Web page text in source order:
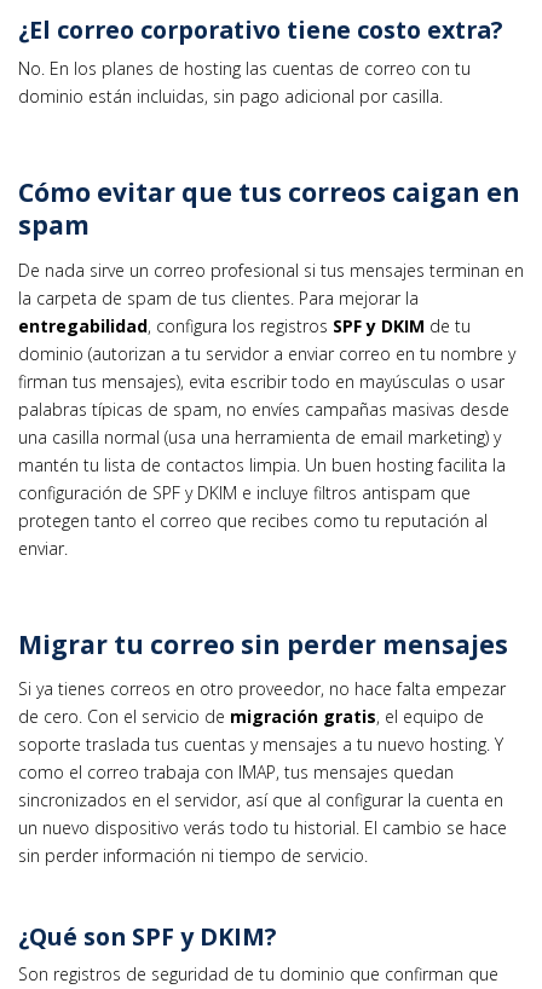
¿El correo corporativo tiene costo extra?
No. En los planes de hosting las cuentas de correo con tu
dominio están incluidas, sin pago adicional por casilla.
Cómo evitar que tus correos caigan en
spam
De nada sirve un correo profesional si tus mensajes terminan en
la carpeta de spam de tus clientes. Para mejorar la
entregabilidad, configura los registros SPF y DKIM de tu
dominio (autorizan a tu servidor a enviar correo en tu nombre y
firman tus mensajes), evita escribir todo en mayúsculas o usar
palabras típicas de spam, no envíes campañas masivas desde
una casilla normal (usa una herramienta de email marketing) y
mantén tu lista de contactos limpia. Un buen hosting facilita la
configuración de SPF y DKIM e incluye filtros antispam que
protegen tanto el correo que recibes como tu reputación al
enviar.
Migrar tu correo sin perder mensajes
Si ya tienes correos en otro proveedor, no hace falta empezar
de cero. Con el servicio de migración gratis, el equipo de
soporte traslada tus cuentas y mensajes a tu nuevo hosting. Y
como el correo trabaja con IMAP, tus mensajes quedan
sincronizados en el servidor, así que al configurar la cuenta en
un nuevo dispositivo verás todo tu historial. El cambio se hace
sin perder información ni tiempo de servicio.
¿Qué son SPF y DKIM?
Son registros de seguridad de tu dominio que confirman que